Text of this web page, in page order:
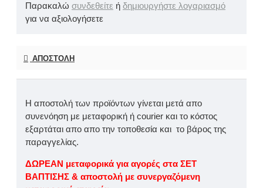
Παρακαλώ συνδεθείτε ή δημιουργήστε λογαριασμό
για να αξιολογήσετε
ΑΠΟΣΤΟΛΉ
Η αποστολή των προϊόντων γίνεται μετά απο
συνενόηση με μεταφορική ή courier και το κόστος
εξαρτάται απο απο την τοποθεσία και το βάρος της
παραγγελίας.
ΔΩΡΕΑΝ μεταφορικά για αγορές στα ΣΕΤ
ΒΑΠΤΙΣΗΣ & αποστολή με συνεργαζόμενη